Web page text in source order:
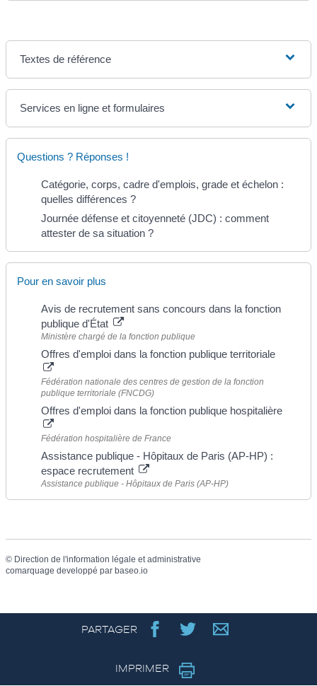
Textes de référence
Services en ligne et formulaires
Questions ? Réponses !
Catégorie, corps, cadre d'emplois, grade et échelon :
quelles différences ?
Journée défense et citoyenneté (JDC) : comment
attester de sa situation ?
Pour en savoir plus
Avis de recrutement sans concours dans la fonction
publique d'État
Ministère chargé de la fonction publique
Offres d'emploi dans la fonction publique territoriale
Fédération nationale des centres de gestion de la fonction
publique territoriale (FNCDG)
Offres d'emploi dans la fonction publique hospitalière
Fédération hospitalière de France
Assistance publique - Hôpitaux de Paris (AP-HP) :
espace recrutement
Assistance publique - Hôpitaux de Paris (AP-HP)
© Direction de l'information légale et administrative
comarquage developpé par baseo.io
PARTAGER
IMPRIMER